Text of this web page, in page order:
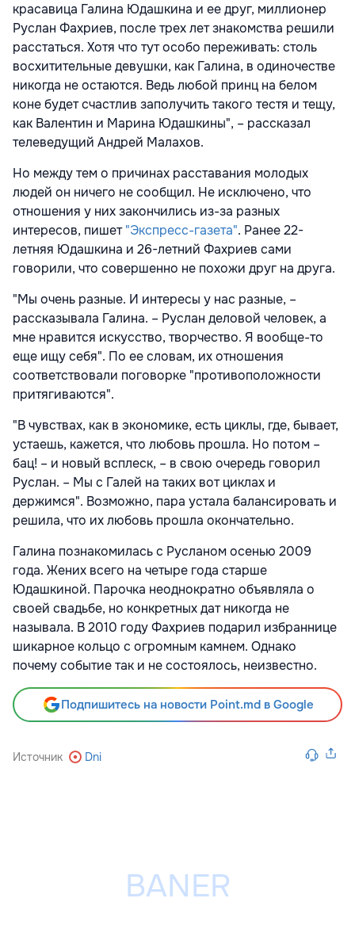
красавица Галина Юдашкина и ее друг, миллионер
Руслан Фахриев, после трех лет знакомства решили
расстаться. Хотя что тут особо переживать: столь
восхитительные девушки, как Галина, в одиночестве
никогда не остаются. Ведь любой принц на белом
коне будет счастлив заполучить такого тестя и тещу,
как Валентин и Марина Юдашкины", – рассказал
телеведущий Андрей Малахов.
Но между тем о причинах расставания молодых
людей он ничего не сообщил. Не исключено, что
отношения у них закончились из-за разных
интересов, пишет"Экспресс-газета". Ранее 22-
летняя Юдашкина и 26-летний Фахриев сами
говорили, что совершенно не похожи друг на друга.
"Мы очень разные. И интересы у нас разные, –
рассказывала Галина. – Руслан деловой человек, а
мне нравится искусство, творчество. Я вообще-то
еще ищу себя". По ее словам, их отношения
соответствовали поговорке "противоположности
притягиваются".
"В чувствах, как в экономике, есть циклы, где, бывает,
устаешь, кажется, что любовь прошла. Но потом –
бац! – и новый всплеск, – в свою очередь говорил
Руслан. – Мы с Галей на таких вот циклах и
держимся". Возможно, пара устала балансировать и
решила, что их любовь прошла окончательно.
Галина познакомилась с Русланом осенью 2009
года. Жених всего на четыре года старше
Юдашкиной. Парочка неоднократно объявляла о
своей свадьбе, но конкретных дат никогда не
называла. В 2010 году Фахриев подарил избраннице
шикарное кольцо с огромным камнем. Однако
почему событие так и не состоялось, неизвестно.
Подпишитесь на новости Point.md в Google
Источник Dni